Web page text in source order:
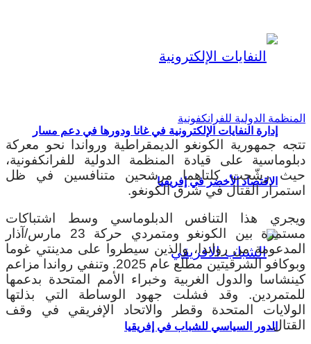
إدارة النفايات الإلكترونية في غانا ودورها في دعم مسار
الاقتصاد الأخضر في إفريقيا
الدور السياسي للشباب في إفريقيا
المنظمة الدولية للفرانكفونية
تتجه جمهورية الكونغو الديمقراطية ورواندا نحو معركة
دبلوماسية على قيادة المنظمة الدولية للفرانكفونية،
حيث رشّحت كلتاهما مرشحين متنافسين في ظل
استمرار القتال في شرق الكونغو.
ويجري هذا التنافس الدبلوماسي وسط اشتباكات
مستمرة بين الكونغو ومتمردي حركة 23 مارس/آذار
المدعومة من رواندا، والذين سيطروا على مدينتي غوما
وبوكافو الشرقيتين مطلع عام 2025. وتنفي رواندا مزاعم
كينشاسا والدول الغربية وخبراء الأمم المتحدة بدعمها
للمتمردين. وقد فشلت جهود الوساطة التي بذلتها
الولايات المتحدة وقطر والاتحاد الإفريقي في وقف
القتال.